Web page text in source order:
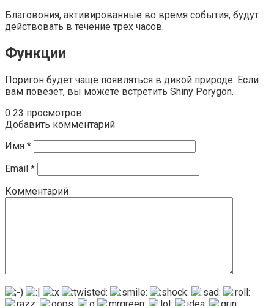
Благовония, активированные во время события, будут
действовать в течение трех часов.
Функции
Поригон будет чаще появляться в дикой природе. Если
вам повезет, вы можете встретить Shiny Porygon.
0 23 просмотров
Добавить комментарий
Имя *
Email *
Комментарий